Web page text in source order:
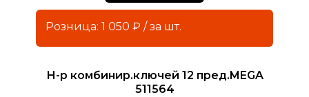
Розница: 1 050 ₽ / за шт.
Н-р комбинир.ключей 12 пред.MEGA
511564